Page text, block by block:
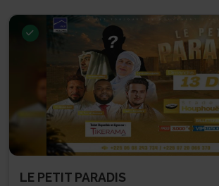
LE PETIT PARADIS